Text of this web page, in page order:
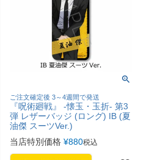
ご注文確定後 3～4週間で発送
『呪術廻戦』 -懐玉・玉折- 第3
弾 レザーバッジ (ロング) IB (夏
油傑 スーツVer.)
当店特別価格 ¥880税込